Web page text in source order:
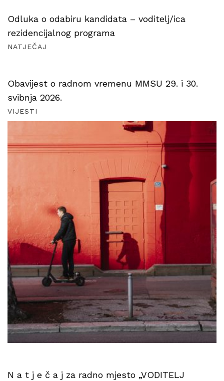
Odluka o odabiru kandidata – voditelj/ica
rezidencijalnog programa
NATJEČAJ
Obavijest o radnom vremenu MMSU 29. i 30.
svibnja 2026.
VIJESTI
N a t j e č a j za radno mjesto „VODITELJ